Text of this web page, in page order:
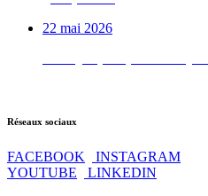
22 mai 2026
Réseaux sociaux
FACEBOOK
INSTAGRAM
YOUTUBE
LINKEDIN